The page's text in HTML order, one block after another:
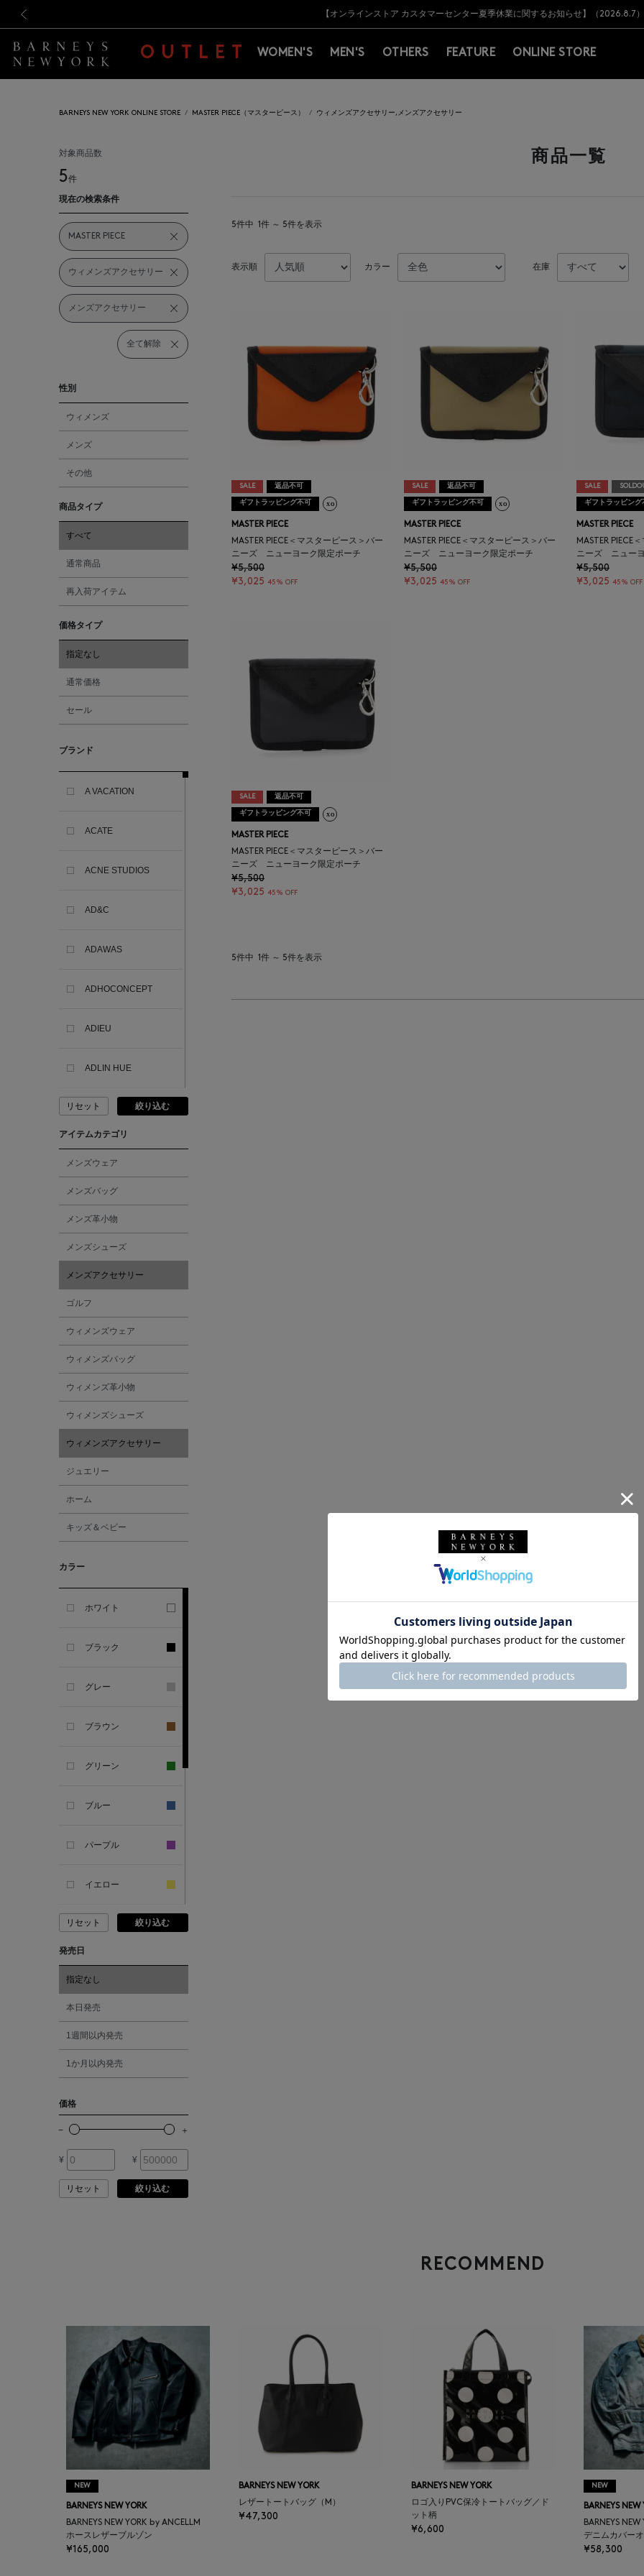
新規登録のお客様も対象！＜MY BARNEYS＞会員のお客様は11,000円（税込）以上のお買上げで常時送料無料
【夏季休業に伴う出荷一時停止のお知らせ】(2026.8.7)
【オンラインストア カスタマーセンター夏季休業に関するお知らせ】（2026.8.7）
【夏季休業に伴う返品・交換承り一時停止のお知らせ】（2026.8.5）
熊本県を中心とした地震の影響によるお荷物のお届けについて
【開催中】SUMMER SALEのご案内・ご注意事項
新規登録のお客様も対象！＜MY BARNEYS＞会員のお客様は11,000円（税込）以上のお買上げで常時送料無料
【夏季休業に伴う出荷一時停止のお知らせ】(2026.8.7)
OUTLET WOMEN'S MEN'S OTHERS FEATURE ONLINE STORE
BARNEYS NEW YORK ONLINE STORE MASTER PIECE（マスターピース） ウィメンズアクセサリー,メンズアクセサリー
対象商品数
5件
現在の検索条件
MASTER PIECE
ウィメンズアクセサリー
メンズアクセサリー
全て解除
性別
ウィメンズ
メンズ
その他
商品タイプ
すべて
通常商品
再入荷アイテム
価格タイプ
指定なし
通常価格
セール
ブランド
A VACATION
ACATE
ACNE STUDIOS
AD&C
ADAWAS
ADHOCONCEPT
ADIEU
ADLIN HUE
ADVISORY BOARD
AESOP
ALBERT THURSTON
ALESSANDRO
GHERARDI
ALL THE WAYS TO SAY
ALPO
ALTEA
AMOMENTO
ANCIENT GREEK
ATELIER AMBOISE
FIRENZE
AURALEE
BALENCIAGA
BARBA
BARNEYS NEW YORK
BASERANGE
BE.ABLE
リセット 絞り込む
アイテムカテゴリ
メンズウェア
メンズバッグ
メンズ革小物
メンズシューズ
メンズアクセサリー
ゴルフ
ウィメンズウェア
ウィメンズバッグ
ウィメンズ革小物
ウィメンズシューズ
ウィメンズアクセサリー
ジュエリー
ホーム
キッズ＆ベビー
カラー
ホワイト
ブラック
グレー
ブラウン
グリーン
ブルー
パープル
イエロー
ピンク
レッド
オレンジ
シルバー
リセット 絞り込む
発売日
指定なし
本日発売
1週間以内発売
1か月以内発売
価格
¥ ¥
リセット 絞り込む
商品一覧
5件中 1件 ～ 5件を表示
表示順 カラー 在庫
SALE 返品不可
ギフトラッピング不可
MASTER PIECE
MASTER PIECE＜マスターピース＞バー
ニーズ ニューヨーク限定ポーチ
¥5,500
¥3,025 45% OFF
SALE 返品不可
ギフトラッピング不可
MASTER PIECE
MASTER PIECE＜マスターピース＞バー
ニーズ ニューヨーク限定ポーチ
¥5,500
¥3,025 45% OFF
SALE
ギフトラッピング
MASTER PIECE
MASTER PIECE
ニーズ ニュー
¥5,500
¥3,025 45% OFF
SALE 返品不可
ギフトラッピング不可
MASTER PIECE
MASTER PIECE＜マスターピース＞バー
ニーズ ニューヨーク限定ポーチ
¥5,500
¥3,025 45% OFF
5件中 1件 ～ 5件を表示
RECOMMEND
NEW
BARNEYS NEW YORK
BARNEYS NEW YORK by ANCELLM
ホースレザーブルゾン
¥165,000
BARNEYS NEW YORK
レザートートバッグ（M）
¥47,300
BARNEYS NEW YORK
ロゴ入りPVC保冷トートバッグ／ド
ット柄
¥6,600
NEW
BARNEYS NEW
BARNEYS
デニムカバー
¥58,300